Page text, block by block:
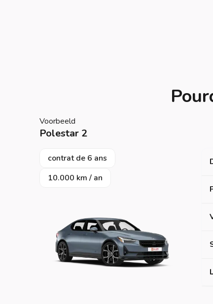
Voorbeeld
Polestar 2
contrat de 6 ans
10.000 km / an